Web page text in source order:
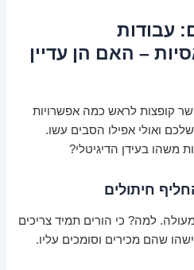
עבודות
– האם הן עדיין
קופצות לראש כמה אפשרויות
ואולי אפילו הסבים עשו.
משהו בעידן הדיגיטלי?
מעולה. למה? כי הורים תמיד צריכים
שהם מכירים וסומכים עליו.